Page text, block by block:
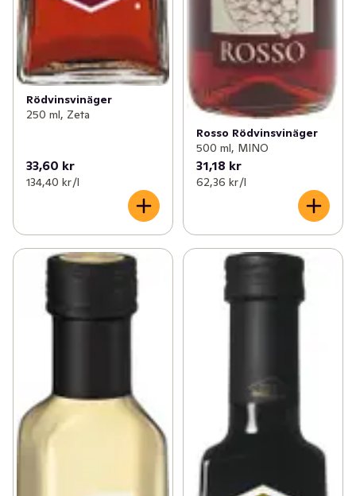
Rödvinsvinäger
250 ml, Zeta
33,60 kr
134,40 kr /l
Rosso Rödvinsvinäger
500 ml, MINO
31,18 kr
62,36 kr /l